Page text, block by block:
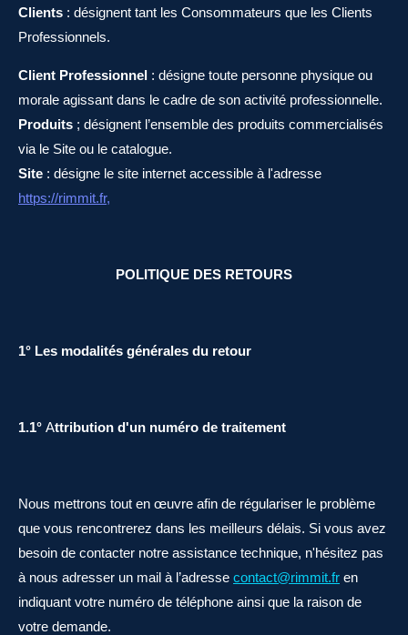
Clients : désignent tant les Consommateurs que les Clients
Professionnels.
Client Professionnel : désigne toute personne physique ou
morale agissant dans le cadre de son activité professionnelle.
Produits ; désignent l’ensemble des produits commercialisés
via le Site ou le catalogue.
Site : désigne le site internet accessible à l'adresse
https://rimmit.fr,
POLITIQUE DES RETOURS
1° Les modalités générales du retour
1.1° Attribution d'un numéro de traitement
Nous mettrons tout en œuvre afin de régulariser le problème
que vous rencontrerez dans les meilleurs délais. Si vous avez
besoin de contacter notre assistance technique, n'hésitez pas
à nous adresser un mail à l’adresse contact@rimmit.fr en
indiquant votre numéro de téléphone ainsi que la raison de
votre demande.